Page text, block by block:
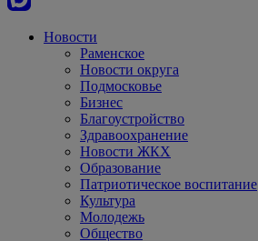
Новости
Раменское
Новости округа
Подмосковье
Бизнес
Благоустройство
Здравоохранение
Новости ЖКХ
Образование
Патриотическое воспитание
Культура
Молодежь
Общество